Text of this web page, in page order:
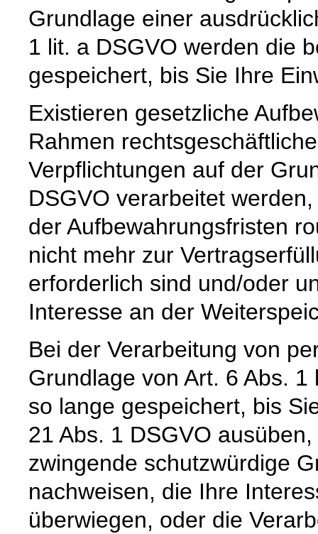
Grundlage einer
1 lit. a DSGVO werden die
gespeichert, bis Sie Ihre
Existieren gesetzliche
Rahmen
Verpflichtungen auf der
DSGVO verarbeitet
der Aufbewahrungsfristen
nicht mehr zur
erforderlich sind und/oder
Interesse an der
Bei der Verarbeitung von
Grundlage von Art. 6 Abs.
so lange gespeichert, bis
21 Abs. 1 DSGVO
zwingende schutzwürdige
nachweisen, die Ihre
überwiegen, oder die